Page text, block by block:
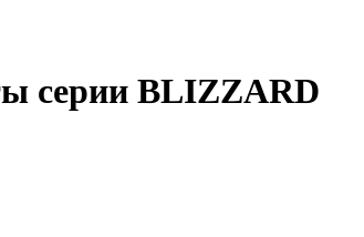
серии BLIZZARD